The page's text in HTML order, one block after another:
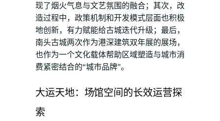
现了烟火气息与文艺氛围的融合；其次，改
造过程中，政策机制和开发模式层面也积极
地创新，有力赋能给古城迭代升级；最后，
南头古城两次作为港深建筑双年展的展场，
也作为一个文化载体帮助区域塑造与城市消
费紧密结合的“城市品牌”。
大运天地：场馆空间的长效运营探
索